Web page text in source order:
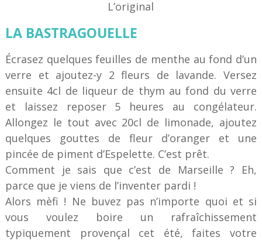
L’original
LA BASTRAGOUELLE
Écrasez quelques feuilles de menthe au fond d’un
verre et ajoutez-y 2 fleurs de lavande. Versez
ensuite 4cl de liqueur de thym au fond du verre
et laissez reposer 5 heures au congélateur.
Allongez le tout avec 20cl de limonade, ajoutez
quelques gouttes de fleur d’oranger et une
pincée de piment d’Espelette. C’est prêt.
Comment je sais que c’est de Marseille ? Eh,
parce que je viens de l’inventer pardi !
Alors mèfi ! Ne buvez pas n’importe quoi et si
vous voulez boire un rafraîchissement
typiquement provençal cet été, faites votre